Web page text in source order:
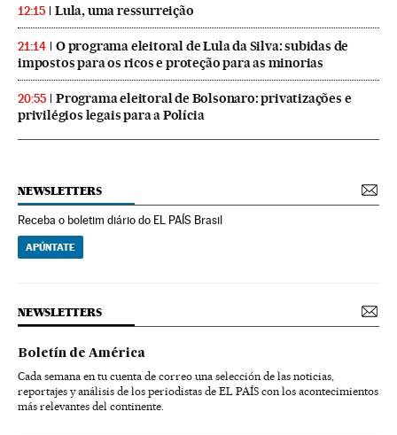
12:15 Lula, uma ressurreição
21:14
O programa eleitoral de Lula da Silva: subidas de
impostos para os ricos e proteção para as minorias
20:55
Programa eleitoral de Bolsonaro: privatizações e
privilégios legais para a Polícia
NEWSLETTERS
Receba o boletim diário do EL PAÍS Brasil
APÚNTATE
NEWSLETTERS
Boletín de América
Cada semana en tu cuenta de correo una selección de las noticias,
reportajes y análisis de los periodistas de EL PAÍS con los acontecimientos
más relevantes del continente.